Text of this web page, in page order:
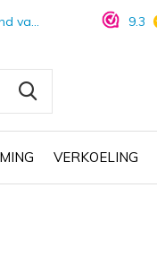
VERKOELING
9.3